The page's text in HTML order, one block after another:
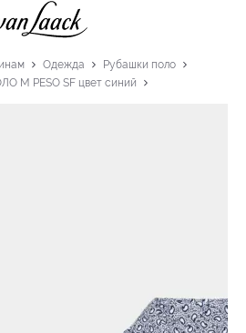
Одежда
Рубашки поло
M PESO SF цвет синий